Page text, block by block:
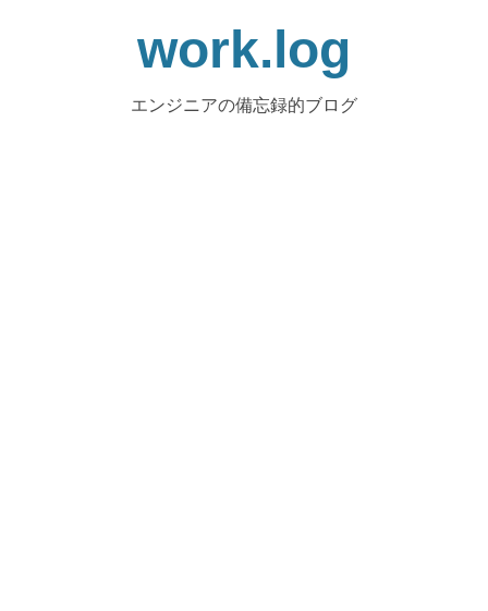
work.log
エンジニアの備忘録的ブログ